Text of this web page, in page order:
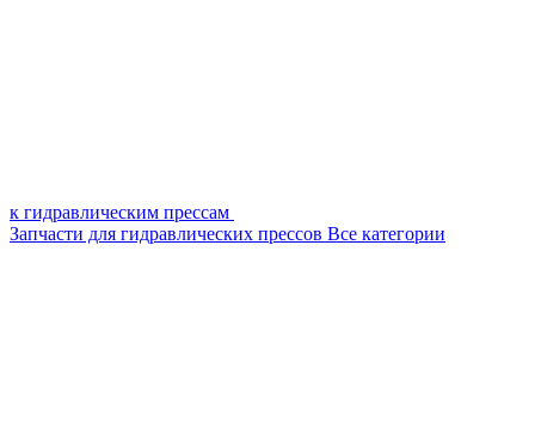
к гидравлическим прессам
Запчасти для гидравлических прессов Все категории